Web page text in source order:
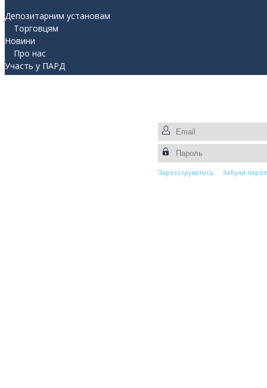
Депозитарним установам
Торговцям
Новини
Про нас
Участь у ПАРД
Прес-центр
Зареєструватись Забули